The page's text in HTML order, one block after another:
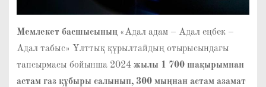
Мемлекет басшысының«Адал адам – Адал еңбек –
Адал табыс» Ұлттық құрылтайдың отырысындағы
тапсырмасы бойынша 2024 жылы 1 700 шақырымнан
астам газ құбыры салынып, 300 мыңнан астам азамат